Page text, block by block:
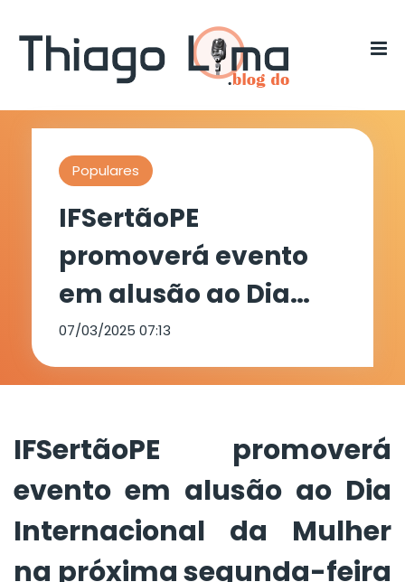
Populares
IFSertãoPE
promoverá evento
em alusão ao Dia
Internacional da
Mulher na próxima
07/03/2025 07:13
IFSertãoPE promoverá
evento em alusão ao Dia
Internacional da Mulher
na próxima segunda-feira